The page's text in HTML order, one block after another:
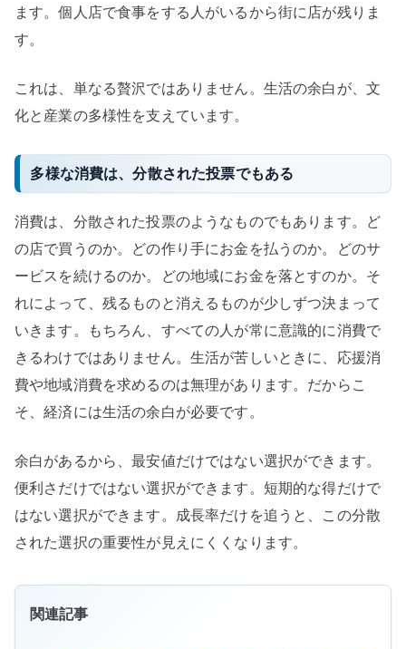
ます。個人店で食事をする人がいるから街に店が残りま
す。
これは、単なる贅沢ではありません。生活の余白が、文
化と産業の多様性を支えています。
多様な消費は、分散された投票でもある
消費は、分散された投票のようなものでもあります。ど
の店で買うのか。どの作り手にお金を払うのか。どのサ
ービスを続けるのか。どの地域にお金を落とすのか。そ
れによって、残るものと消えるものが少しずつ決まって
いきます。もちろん、すべての人が常に意識的に消費で
きるわけではありません。生活が苦しいときに、応援消
費や地域消費を求めるのは無理があります。だからこ
そ、経済には生活の余白が必要です。
余白があるから、最安値だけではない選択ができます。
便利さだけではない選択ができます。短期的な得だけで
はない選択ができます。成長率だけを追うと、この分散
された選択の重要性が見えにくくなります。
関連記事